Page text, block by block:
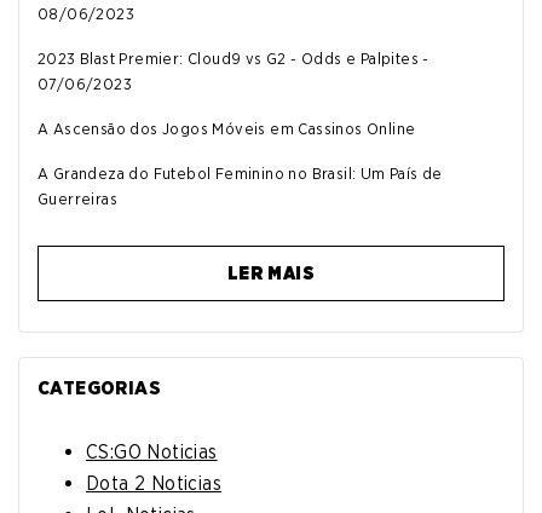
08/06/2023
2023 Blast Premier: Cloud9 vs G2 - Odds e Palpites -
07/06/2023
A Ascensão dos Jogos Móveis em Cassinos Online
A Grandeza do Futebol Feminino no Brasil: Um País de
Guerreiras
LER MAIS
CATEGORIAS
CS:GO Noticias
Dota 2 Noticias